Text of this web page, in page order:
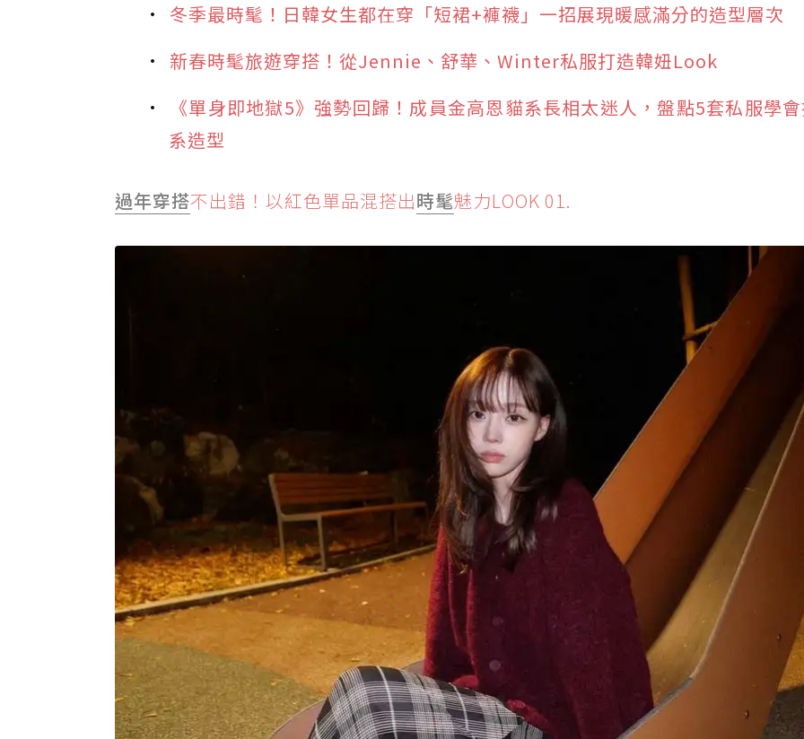
冬季最時髦！日韓女生都在穿「短裙+褲襪」一招展現暖感滿分的造型層次
新春時髦旅遊穿搭！從Jennie、舒華、Winter私服打造韓妞Look
《單身即地獄5》強勢回歸！成員金高恩貓系長相太迷人，盤點5套私服學
系造型
過年穿搭不出錯！以紅色單品混搭出時髦魅力LOOK 01.